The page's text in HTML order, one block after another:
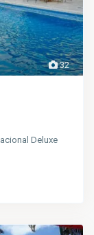
32
Deluxe